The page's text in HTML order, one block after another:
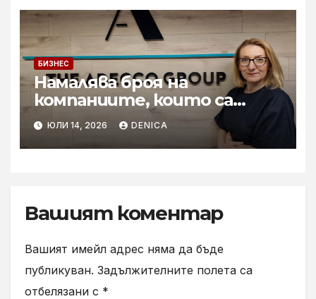
БИЗНЕС
Намалява броя на
компаниите, които са
готови за мащабното
внедряване на AI
ЮЛИ 14, 2026 DENICA
Вашият коментар
Вашият имейл адрес няма да бъде
публикуван. Задължителните полета са
отбелязани с *